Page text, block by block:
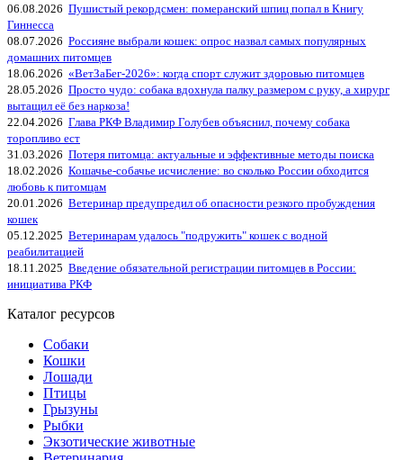
06.08.2026 Пушистый рекордсмен: померанский шпиц попал в Книгу
Гиннесса
08.07.2026 Россияне выбрали кошек: опрос назвал самых популярных
домашних питомцев
18.06.2026 «ВетЗаБег‑2026»: когда спорт служит здоровью питомцев
28.05.2026 Просто чудо: собака вдохнула палку размером с руку, а хирург
вытащил её без наркоза!
22.04.2026 Глава РКФ Владимир Голубев объяснил, почему собака
торопливо ест
31.03.2026 Потеря питомца: актуальные и эффективные методы поиска
18.02.2026 Кошачье-собачье исчисление: во сколько России обходится
любовь к питомцам
20.01.2026 Ветеринар предупредил об опасности резкого пробуждения
кошек
05.12.2025 Ветеринарам удалось "подружить" кошек с водной
реабилитацией
18.11.2025 Введение обязательной регистрации питомцев в России:
инициатива РКФ
Каталог ресурсов
Собаки
Кошки
Лошади
Птицы
Грызуны
Рыбки
Экзотические животные